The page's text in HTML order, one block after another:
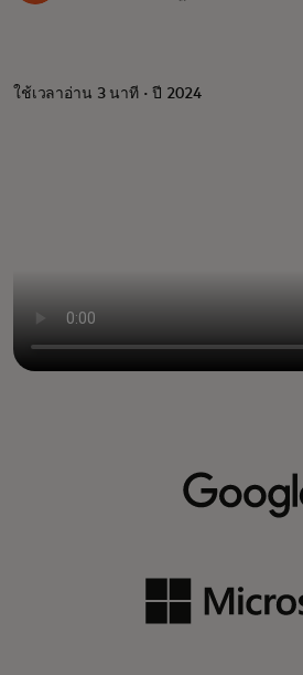
ใช้เวลาอ่าน 3 นาที · ปี 2024